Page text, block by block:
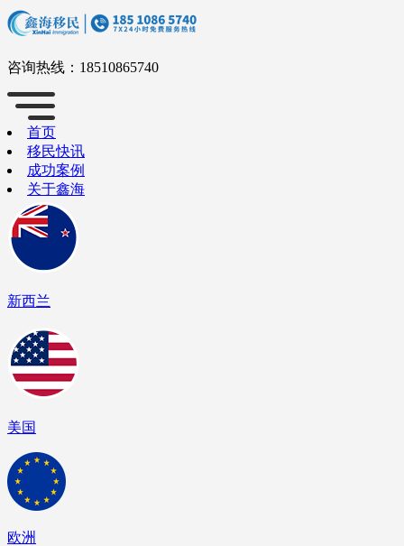
咨询热线： 18510865740
首页
移民快讯
成功案例
关于鑫海
新西兰
美国
欧洲